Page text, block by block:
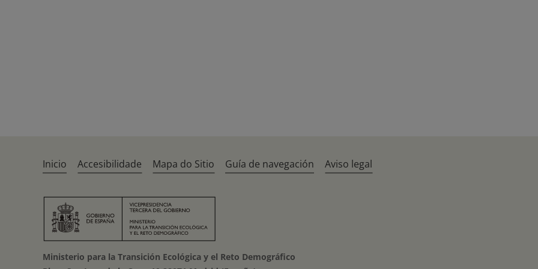
Inicio Accesibilidade Mapa do Sitio Guía de navegación Aviso legal
Ministerio para la Transición Ecológica y el Reto Demográfico